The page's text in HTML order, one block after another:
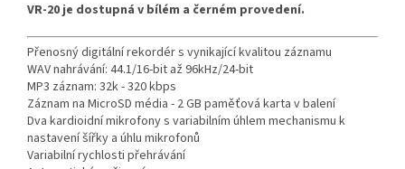
VR-20 je dostupná v bílém a černém provedení.
Přenosný digitální rekordér s vynikající kvalitou záznamu
WAV nahrávání: 44.1/16-bit až 96kHz/24-bit
MP3 záznam: 32k - 320 kbps
Záznam na MicroSD média - 2 GB paměťová karta v balení
Dva kardioidní mikrofony s variabilním úhlem mechanismu k
nastavení šířky a úhlu mikrofonů
Variabilní rychlosti přehrávání